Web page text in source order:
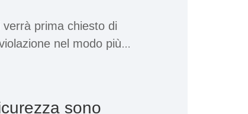
prima chiesto di
nel modo più
informazioni importanti.
sono